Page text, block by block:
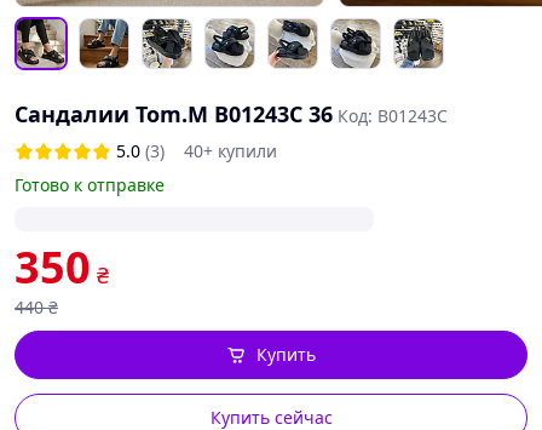
Сандалии Tom.M B01243C 36 Код: B01243C
5.0 (3)
40+ купили
Готово к отправке
350 ₴
440 ₴
Купить сейчас
Купить